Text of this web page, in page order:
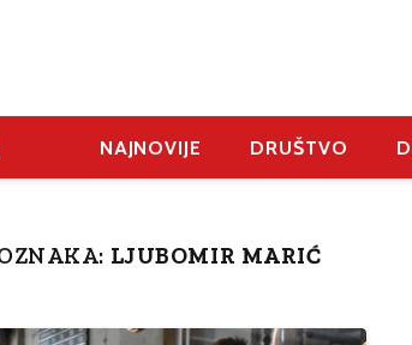
NAJNOVIJE DRUŠTVO
LJUBOMIR MARIĆ